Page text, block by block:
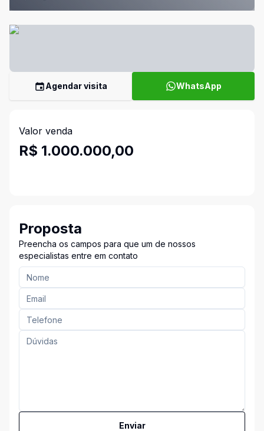
Agendar visita WhatsApp
Valor venda
R$ 1.000.000,00
Proposta
Preencha os campos para que um de nossos
especialistas entre em contato
Enviar